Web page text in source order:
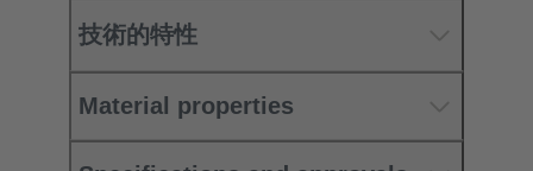
技術的特性
Material properties